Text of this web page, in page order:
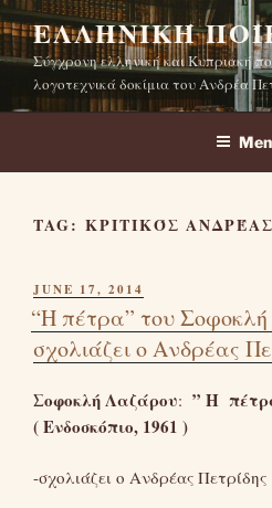
Skip
to
content
ΕΛΛΗΝΙΚΉ
Σύγχρονη ελληνική και Κυπριακή
λογοτεχνικά δοκίμια του Ανδρέα
TAG: ΚΡΙΤΙΚΌΣ
POSTED
ON
JUNE 17, 2014
“Η πέτρα” του
σχολιάζει ο Ανδρέας
Σοφοκλή Λαζάρου: ” Η
( Ενδοσκόπιο, 1961 )
-σχολιάζει ο Ανδρέας Πετρίδης